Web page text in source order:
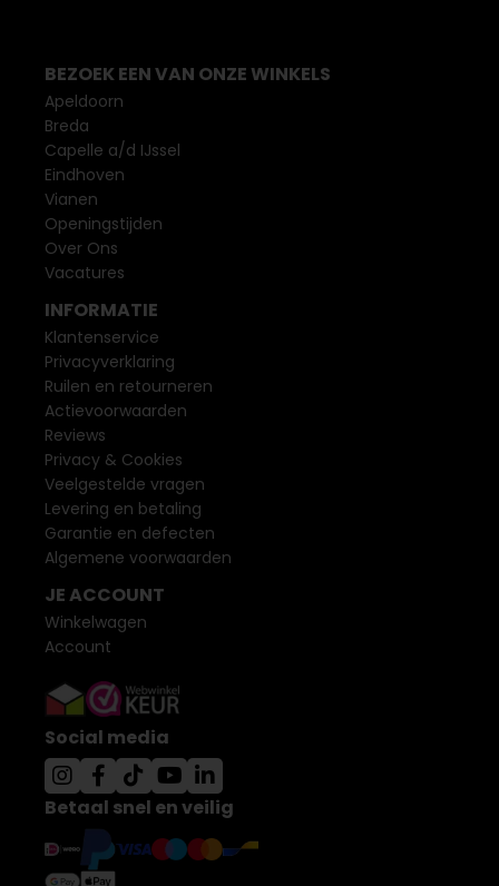
BEZOEK EEN VAN ONZE WINKELS
Apeldoorn
Breda
Capelle a/d IJssel
Eindhoven
Vianen
Openingstijden
Over Ons
Vacatures
INFORMATIE
Klantenservice
Privacyverklaring
Ruilen en retourneren
Actievoorwaarden
Reviews
Privacy & Cookies
Veelgestelde vragen
Levering en betaling
Garantie en defecten
Algemene voorwaarden
JE ACCOUNT
Winkelwagen
Account
Social media
Betaal snel en veilig